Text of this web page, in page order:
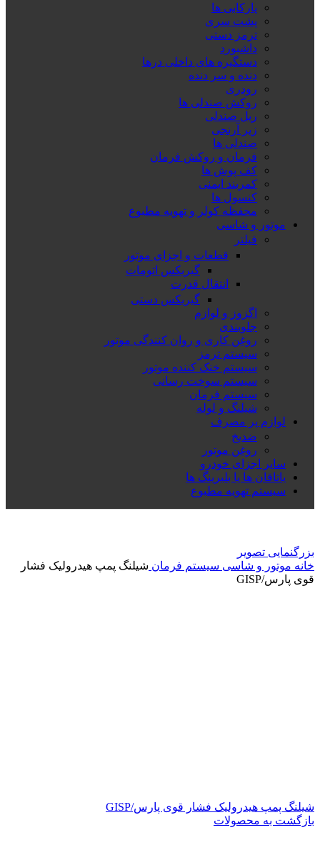
پارکابی ها
پشت سری
ترمز دستی
داشبورد
دستگیره های داخلی درها
دنده و سر دنده
رودری
روکش صندلی ها
ریل صندلی
زیر آرنجی
صندلی ها
فرمان و روکش فرمان
کف پوش ها
کمربند ایمنی
کنسول ها
محفظه کولر و تهویه مطبوع
موتور و شاسی
فیلتر
قطعات و اجزای موتور
گیربکس اتومات
انتقال قدرت
گیربکس دستی
اگزوز و لوازم
جلوبندی
روغن کاری و روان کنندگی موتور
سیستم ترمز
سیستم خنک کننده موتور
سیستم سوخت رسانی
سیستم فرمان
شیلنگ و لوله
لوازم پر مصرف
ضدیخ
روغن موتور
سایر اجزای خودرو
یاتاقان ها یا بلبرینگ ها
سیستم تهویه مطبوع
بزرگنمایی تصویر
خانه موتور و شاسی سیستم فرمان شیلنگ پمپ هیدرولیک فشار
قوی پارس/GISP
شیلنگ پمپ هیدرولیک فشار قوی پارس/GISP
بازگشت به محصولات